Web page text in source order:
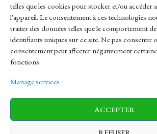
telles que les cookies pour stocker et/ou accéder
l'appareil. Le consentement à ces technologies
traiter des données telles que le comportement
identifiants uniques sur ce site. Ne pas consentir
consentement peut affecter négativement
fonctions.
Manage services
ACCEPTER
REFUSER
Links
Contact
Sitemap
News Finance-Marches
Business Tech Health